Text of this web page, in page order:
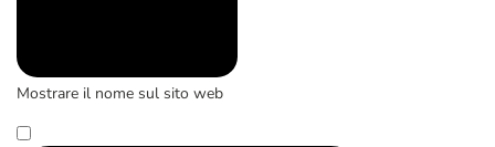
Mostrare il nome sul sito web